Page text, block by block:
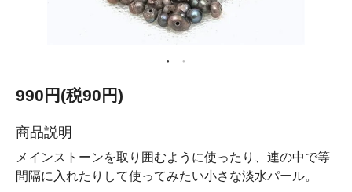
990円(税90円)
商品説明
メインストーンを取り囲むように使ったり、連の中で等
間隔に入れたりして使ってみたい小さな淡水パール。